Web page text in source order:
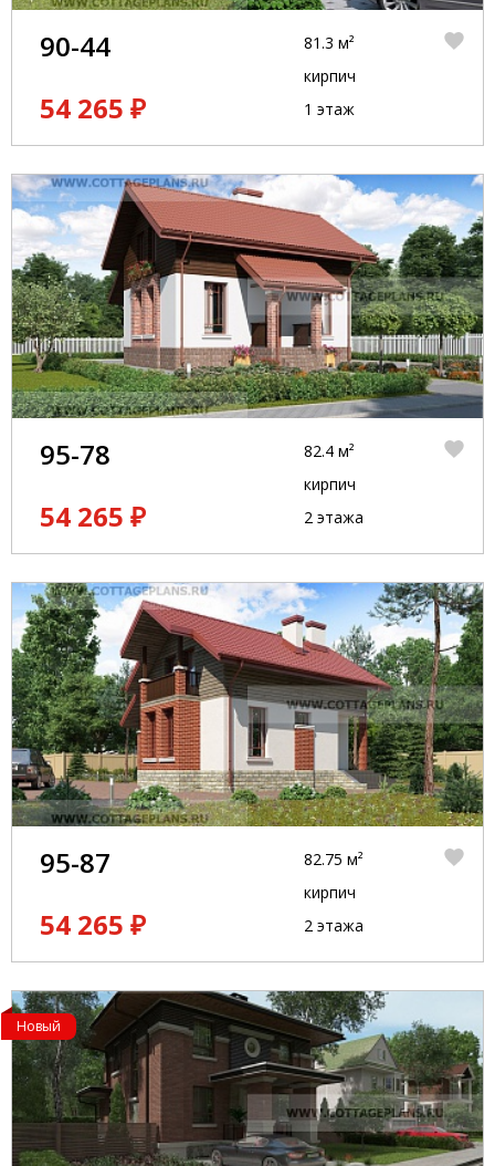
90-44
54 265 ₽
81.3 м²
кирпич
1 этаж
95-78
54 265 ₽
82.4 м²
кирпич
2 этажа
95-87
54 265 ₽
82.75 м²
кирпич
2 этажа
Новый